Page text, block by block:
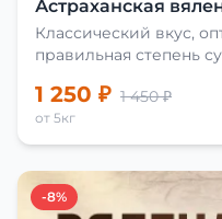
Астраханская
Классический вкус,
правильная степень
1 250 ₽ 1 450 ₽
от 5кг
-8%